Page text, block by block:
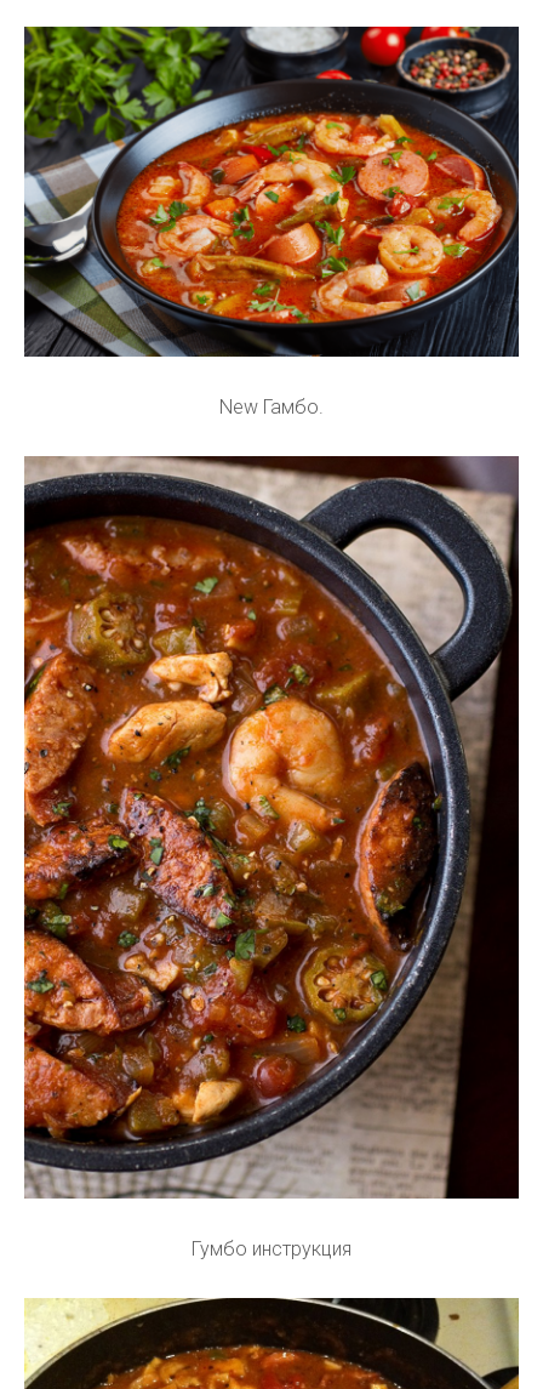
New Гамбо.
Гумбо инструкция